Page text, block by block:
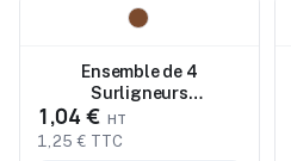
Ensemble de 4
Surligneurs
Personnalisés Colorés
Kaden
1,04 €
1,25 € TTC